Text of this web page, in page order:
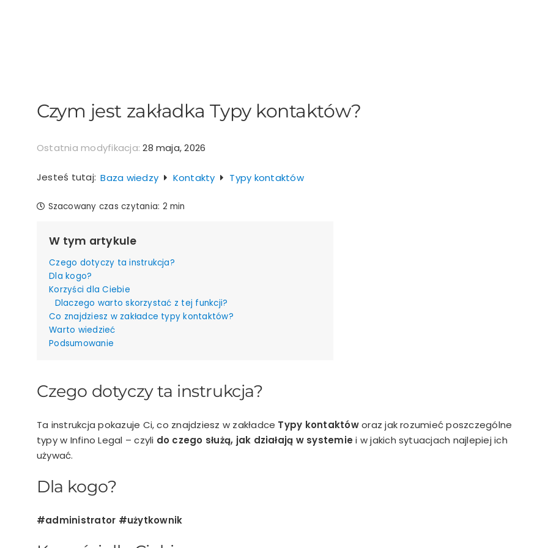
Czym jest zakładka Typy kontaktów?
Ostatnia modyfikacja:28 maja, 2026
Jesteś tutaj: Baza wiedzy Kontakty Typy kontaktów
Szacowany czas czytania: 2 min
W tym artykule
Czego dotyczy ta instrukcja?
Dla kogo?
Korzyści dla Ciebie
Dlaczego warto skorzystać z tej funkcji?
Co znajdziesz w zakładce typy kontaktów?
Warto wiedzieć
Podsumowanie
Czego dotyczy ta instrukcja?
Ta instrukcja pokazuje Ci, co znajdziesz w zakładce Typy kontaktóworaz jak rozumieć poszczególne
typy w Infino Legal – czyli do czego służą, jak działają w systemie i w jakich sytuacjach najlepiej ich
używać.
Dla kogo?
#administrator #użytkownik